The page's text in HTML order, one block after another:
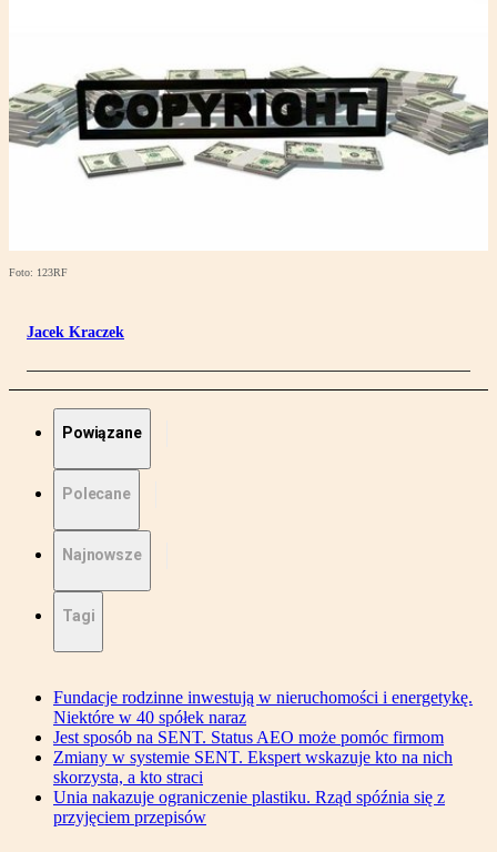
Foto: 123RF
Jacek Kraczek
Powiązane
Polecane
Najnowsze
Tagi
Fundacje rodzinne inwestują w nieruchomości i energetykę.
Niektóre w 40 spółek naraz
Jest sposób na SENT. Status AEO może pomóc firmom
Zmiany w systemie SENT. Ekspert wskazuje kto na nich
skorzysta, a kto straci
Unia nakazuje ograniczenie plastiku. Rząd spóźnia się z
przyjęciem przepisów